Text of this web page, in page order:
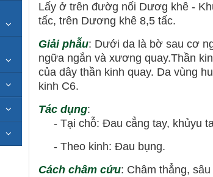
Lấy ở trên đườg nối Dươg khê -
tấc, trên Dương khê 8,5 tấc.
Giải phẫu: Dưới da là bờ sau cơ
ngữa ngắn và xương quay.Thần
của dây thần kinh quay. Da vùng
kinh C6.
Tác dụng:
- Tại chỗ: Đau cẳng tay, khủyu
- Theo kinh: Đau bụng.
Cách châm cứu: Châm thẳng,